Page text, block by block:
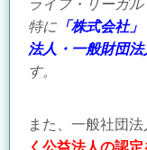
ライフ・リーガ
特に 「株式会社」
法人・一般財団法
す。
また、一般社団